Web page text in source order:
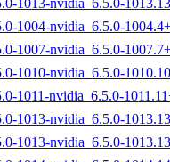
1013-nvidia_6.5.0-
1004-nvidia_6.5.0-
1007-nvidia_6.5.0-
1010-nvidia_6.5.0-
1011-nvidia_6.5.0-
1013-nvidia_6.5.0-
1013-nvidia_6.5.0-